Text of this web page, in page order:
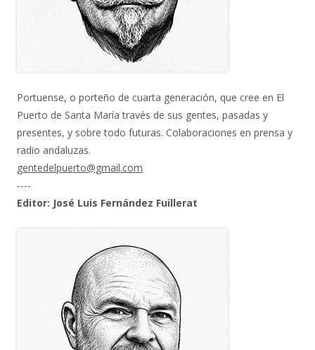
Portuense, o porteño de cuarta generación, que cree en El
Puerto de Santa María través de sus gentes, pasadas y
presentes, y sobre todo futuras. Colaboraciones en prensa y
radio andaluzas.
gentedelpuerto@gmail.com
----
Editor: José Luis Fernández Fuillerat